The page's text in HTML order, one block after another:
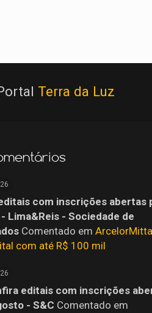
Terra da Luz
com inscrições abertas
Lima&Reis - Sociedade de
Comentado em
com até R$ 100 mil
editais com inscrições
- S&C Comentado em